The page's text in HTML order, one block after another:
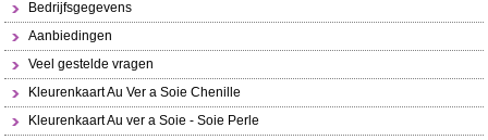
Bedrijfsgegevens
Aanbiedingen
Veel gestelde vragen
Kleurenkaart Au Ver a Soie Chenille
Kleurenkaart Au ver a Soie - Soie Perle